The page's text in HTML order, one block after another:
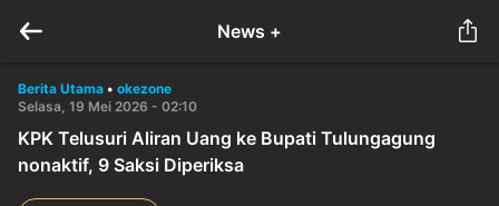
News +
Berita Utama • okezone
Selasa, 19 Mei 2026 - 02:10
KPK Telusuri Aliran Uang ke Bupati Tulungagung
nonaktif, 9 Saksi Diperiksa